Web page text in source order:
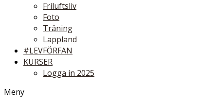
Friluftsliv
Foto
Träning
Lappland
#LEVFÖRFAN
KURSER
Logga in 2025
Meny